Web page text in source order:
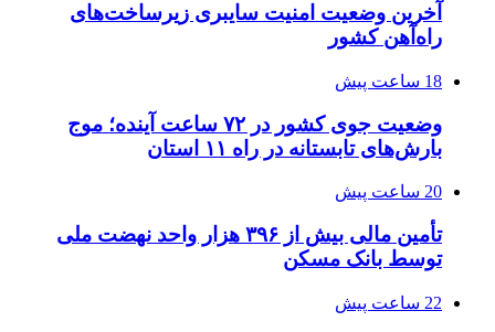
آخرین وضعیت امنیت سایبری زیرساخت‌های
راه‌آهن کشور
18 ساعت پیش
وضعیت جوی کشور در ۷۲ ساعت آینده؛ موج
بارش‌های تابستانه در راه ۱۱ استان
20 ساعت پیش
تأمین مالی بیش از ۳۹۶ هزار واحد نهضت ملی
توسط بانک مسکن
22 ساعت پیش